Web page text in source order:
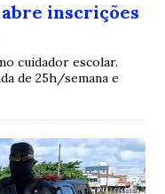
inscrições
cuidador escolar.
de 25h/semana e